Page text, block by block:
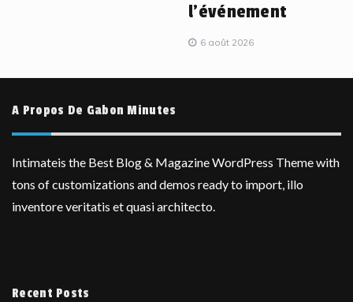
l’événement
6 août 2026
A Propos De Gabon Minutes
Intimateis the Best Blog & Magazine WordPress Theme with
tons of customizations and demos ready to import, illo
inventore veritatis et quasi architecto.
Recent Posts